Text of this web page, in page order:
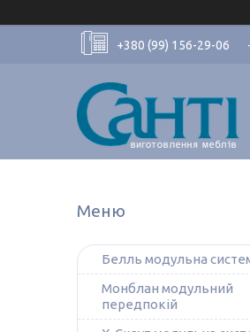
+380 (99) 156-29-06
Белль модульна
Монблан модульний
передпокій